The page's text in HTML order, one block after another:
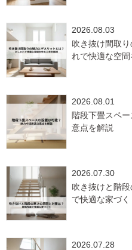
2026.08.03
吹き抜け間取
れで快適な空
2026.08.01
階段下畳スペ
意点を解説
2026.07.30
吹き抜けと階
で快適な家づく
2026.07.28